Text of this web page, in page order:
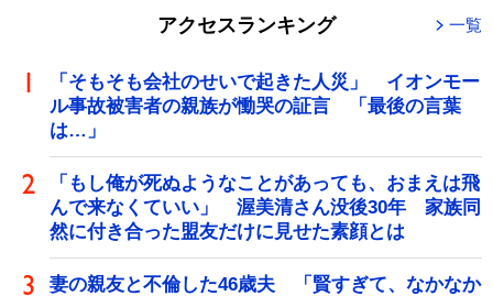
アクセスランキング 一覧
「そもそも会社のせいで起きた人災」 イオンモー
ル事故被害者の親族が慟哭の証言 「最後の言葉
は…」
「もし俺が死ぬようなことがあっても、おまえは飛
んで来なくていい」 渥美清さん没後30年 家族同
然に付き合った盟友だけに見せた素顔とは
妻の親友と不倫した46歳夫 「賢すぎて、なかなか